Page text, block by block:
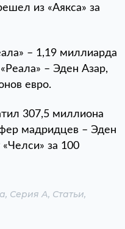
из «Аякса» за
– 1,19 миллиарда
– Эден Азар,
евро.
307,5 миллиона
мадридцев – Эден
«Челси» за 100
, Серия А, Статьи,